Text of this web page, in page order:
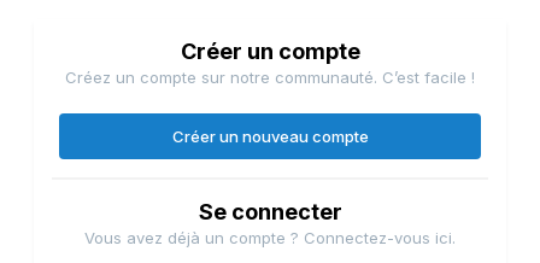
Créer un compte
Créez un compte sur notre communauté. C’est facile !
Créer un nouveau compte
Se connecter
Vous avez déjà un compte ? Connectez-vous ici.